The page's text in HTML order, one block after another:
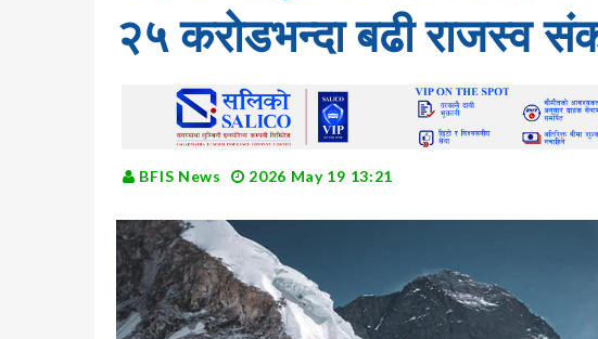
२५ करोडभन्दा बढी राजस्व
BFIS News 2026 May 19 13:21